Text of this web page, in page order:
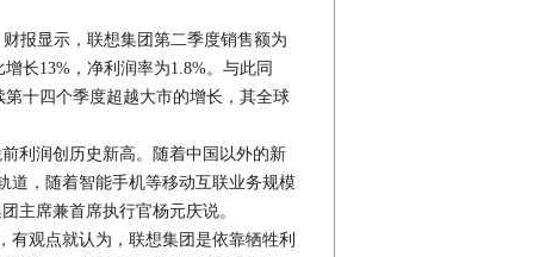
报显示，联想集团第二季度销售额为
长13%，净利润率为1.8%。与此同
十四个季度超越大市的增长，其全球
利润创历史新高。随着中国以外的新
道，随着智能手机等移动互联业务规模
主席兼首席执行官杨元庆说。
观点就认为，联想集团是依靠牺牲利